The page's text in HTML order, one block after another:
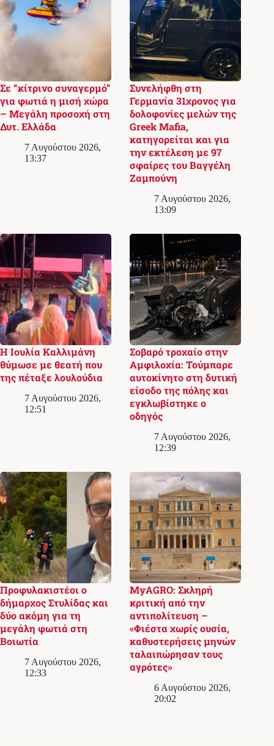
Σε “κίτρινο συναγερμό”
για φωτιά η μισή χώρα
– Μεγάλη προσοχή στη
Δυτ. Ελλάδα
7 Αυγούστου 2026,
13:37
Συνελήφθη στη
Γερμανία 31χρονος για
δολοφονίες μελών της
Greek Mafia,
κατηγορείται και για
την εκτέλεση με 97
σφαίρες του Βαγγέλη
Ζαμπούνη
7 Αυγούστου 2026,
13:09
Η Ιουλία Καλλιμάνη
θύμωσε με θεατή που
της πέταξε λουλούδια
7 Αυγούστου 2026,
12:51
Σοβαρό τροχαίο στην
Αμφιλοχία: Τούμπαρε
αυτοκίνητο στη δυτική
είσοδο της πόλης και
εγκλωβίστηκε ο
οδηγός
7 Αυγούστου 2026,
12:39
Προφυλακιστέοι ο
δήμαρχος Στυλίδας και
δύο ακόμη για τη
μεγάλη φωτιά στη
Βοιωτία
7 Αυγούστου 2026,
12:33
MyAGRO: Σκληρή
κριτική από την
αντιπολίτευση –
«Φιέστα χωρίς ουσία,
καθυστερήσεις μηνών
ταλαιπώρησαν τους
αγρότες»
6 Αυγούστου 2026,
20:02